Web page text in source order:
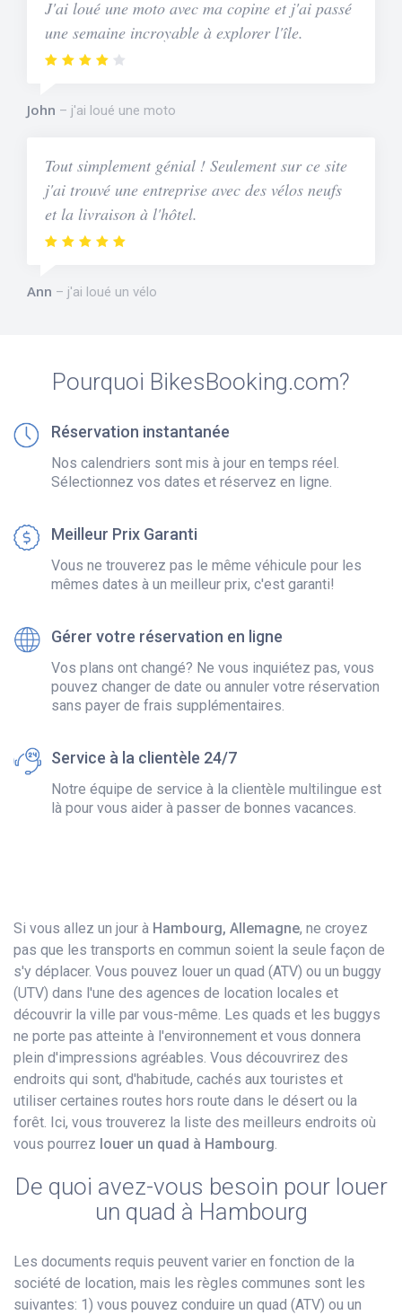
J'ai loué une moto avec ma copine et j'ai passé
une semaine incroyable à explorer l'île.
John j'ai loué une moto
Tout simplement génial ! Seulement sur ce site
j'ai trouvé une entreprise avec des vélos neufs
et la livraison à l'hôtel.
Ann j'ai loué un vélo
Pourquoi BikesBooking.com?
Réservation instantanée
Nos calendriers sont mis à jour en temps réel.
Sélectionnez vos dates et réservez en ligne.
Meilleur Prix Garanti
Vous ne trouverez pas le même véhicule pour les
mêmes dates à un meilleur prix, c'est garanti!
Gérer votre réservation en ligne
Vos plans ont changé? Ne vous inquiétez pas, vous
pouvez changer de date ou annuler votre réservation
sans payer de frais supplémentaires.
Service à la clientèle 24/7
Notre équipe de service à la clientèle multilingue est
là pour vous aider à passer de bonnes vacances.
Si vous allez un jour à Hambourg, Allemagne, ne croyez
pas que les transports en commun soient la seule façon de
s'y déplacer. Vous pouvez louer un quad (ATV) ou un buggy
(UTV) dans l'une des agences de location locales et
découvrir la ville par vous-même. Les quads et les buggys
ne porte pas atteinte à l'environnement et vous donnera
plein d'impressions agréables. Vous découvrirez des
endroits qui sont, d'habitude, cachés aux touristes et
utiliser certaines routes hors route dans le désert ou la
forêt. Ici, vous trouverez la liste des meilleurs endroits où
vous pourrez louer un quad à Hambourg.
De quoi avez-vous besoin pour louer
un quad à Hambourg
Les documents requis peuvent varier en fonction de la
société de location, mais les règles communes sont les
suivantes: 1) vous pouvez conduire un quad (ATV) ou un